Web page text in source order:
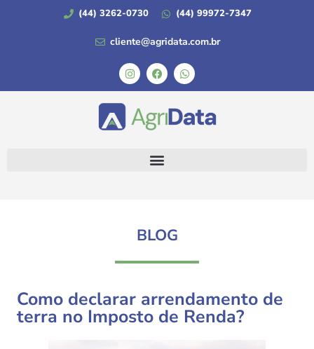
(44) 3262-0730 (44) 99972-7347
cliente@agridata.com.br
BLOG
Como declarar arrendamento de
terra no Imposto de Renda?